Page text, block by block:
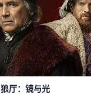
狼厅：镜与光